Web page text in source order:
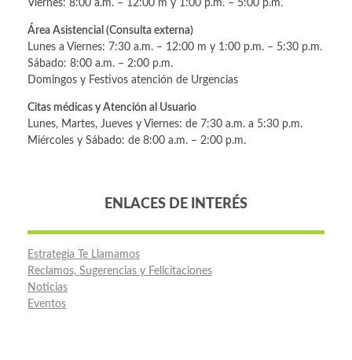
Viernes: 8:00 a.m. – 12:00 m y 1:00 p.m. – 5:00 p.m.
Área Asistencial (Consulta externa)
Lunes a Viernes: 7:30 a.m. – 12:00 m y 1:00 p.m. – 5:30 p.m.
Sábado: 8:00 a.m. – 2:00 p.m.
Domingos y Festivos atención de Urgencias
Citas médicas y Atención al Usuario
Lunes, Martes, Jueves y Viernes: de 7:30 a.m. a 5:30 p.m.
Miércoles y Sábado: de 8:00 a.m. – 2:00 p.m.
ENLACES DE INTERÉS
Estrategia Te Llamamos
Reclamos, Sugerencias y Felicitaciones
Noticias
Eventos